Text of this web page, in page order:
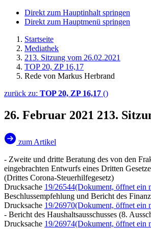
Direkt zum Hauptinhalt springen
Direkt zum Hauptmenü springen
Startseite
Mediathek
213. Sitzung vom 26.02.2021
TOP 20, ZP 16,17
Rede von Markus Herbrand
zurück zu: TOP 20, ZP 16,17 ()
26. Februar 2021 213.
zum Artikel
- Zweite und dritte Beratung des von den
eingebrachten Entwurfs eines Dritten
(Drittes Corona-Steuerhilfegesetz)
Drucksache 19/26544(Dokument, öffnet ein
Beschlussempfehlung und Bericht des
Drucksache 19/26970(Dokument, öffnet ein
- Bericht des Haushaltsausschusses (8.
Drucksache 19/26974(Dokument, öffnet ein